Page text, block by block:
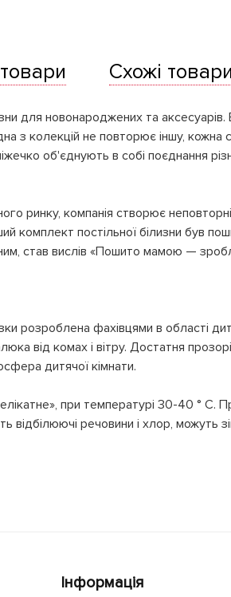
Схожі товари
для новонароджених та
з колекцій не повторює іншу,
об'єднують в собі поєднання
ринку, компанія створює
постільної білизни був
став вислів «Пошито мамою —
розроблена фахівцями в області
від комах і вітру. Достатня
дитячої кімнати.
при температурі 30-40 ° C.
речовини і хлор, можуть
Інформація